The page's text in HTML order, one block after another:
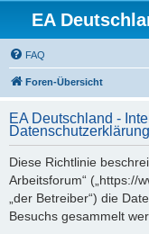
EA
FAQ
Foren-Übersicht
EA Deutschland -
Datenschutzerklärung
Diese Richtlinie
Arbeitsforum“ („https://
„der Betreiber“) die
Besuchs gesammelt